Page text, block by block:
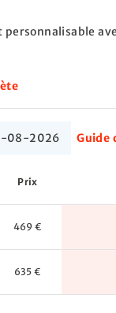
08-2026 Guide
Prix
469 €
635 €